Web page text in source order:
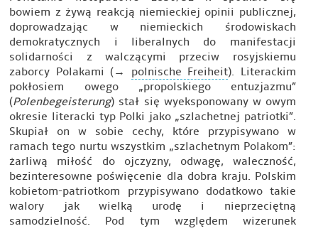
bowiem z żywą reakcją niemieckiej opinii publicznej,
doprowadzając w niemieckich środowiskach
demokratycznych i liberalnych do manifestacji
solidarności z walczącymi przeciw rosyjskiemu
zaborcy Polakami (→ polnische Freiheit). Literackim
pokłosiem owego „propolskiego entuzjazmu”
(Polenbegeisterung) stał się wyeksponowany w owym
okresie literacki typ Polki jako „szlachetnej patriotki”.
Skupiał on w sobie cechy, które przypisywano w
ramach tego nurtu wszystkim „szlachetnym Polakom”:
żarliwą miłość do ojczyzny, odwagę, waleczność,
bezinteresowne poświęcenie dla dobra kraju. Polskim
kobietom-patriotkom przypisywano dodatkowo takie
walory jak wielką urodę i nieprzeciętną
samodzielność. Pod tym względem wizerunek